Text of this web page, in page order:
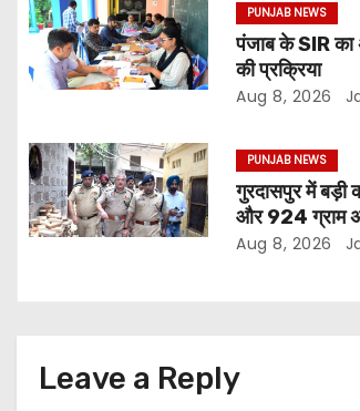
PUNJAB NEWS
पंजाब के SIR का
की प्रक्रिया
Aug 8, 2026
PUNJAB NEWS
गुरदासपुर में बड़ी
और 924 ग्राम
Aug 8, 2026
Leave a Reply